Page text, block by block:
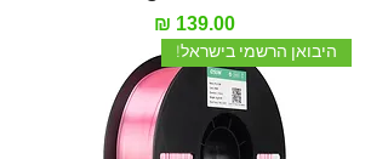
מחיר‏139.00 ‏₪
היבואן הרשמי בישראל!